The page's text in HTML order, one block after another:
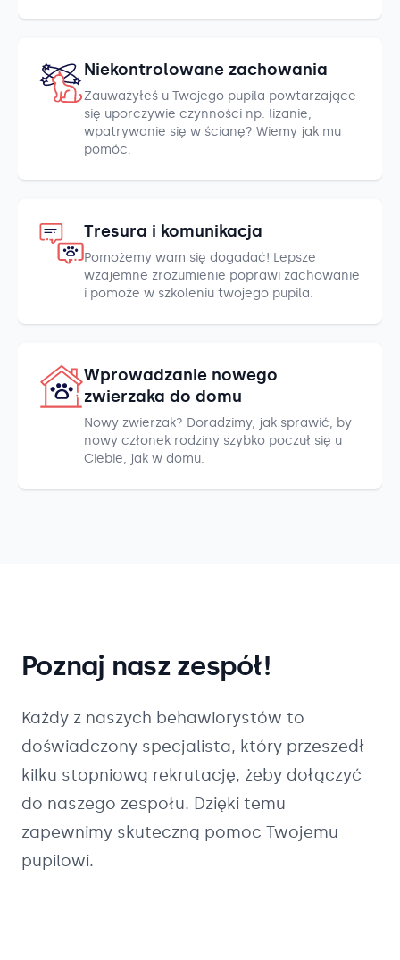
Niekontrolowane zachowania
Zauważyłeś u Twojego pupila powtarzające
się uporczywie czynności np. lizanie,
wpatrywanie się w ścianę? Wiemy jak mu
pomóc.
Tresura i komunikacja
Pomożemy wam się dogadać! Lepsze
wzajemne zrozumienie poprawi zachowanie
i pomoże w szkoleniu twojego pupila.
Wprowadzanie nowego
zwierzaka do domu
Nowy zwierzak? Doradzimy, jak sprawić, by
nowy członek rodziny szybko poczuł się u
Ciebie, jak w domu.
Poznaj nasz zespół!
Każdy z naszych behawiorystów to
doświadczony specjalista, który przeszedł
kilku stopniową rekrutację, żeby dołączyć
do naszego zespołu. Dzięki temu
zapewnimy skuteczną pomoc Twojemu
pupilowi.